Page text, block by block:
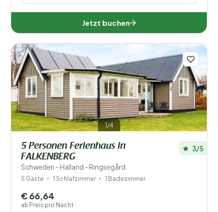
Jetzt buchen
1/4
5 Personen Ferienhaus in
FALKENBERG
Schweden - Halland - Ringsegård
3/5
5 Gäste 1 Schlafzimmer 1 Badezimmer
€ 66,64
ab Preis pro Nacht